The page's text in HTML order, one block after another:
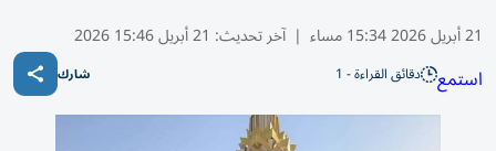
21 أبريل 2026 15:34 مساء | آخر تحديث: 21 أبريل 15:46 2026
استمع دقائق القراءة - 1 شارك